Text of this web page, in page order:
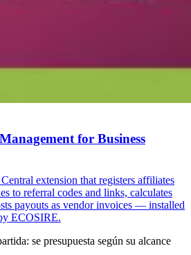
for Business
extension that registers affiliates
to referral codes and links, calculates
payouts as vendor invoices — installed
ECOSIRE.
se presupuesta según su alcance